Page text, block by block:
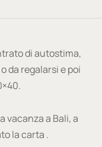
di autostima,
da regalarsi e poi
vacanza a Bali, a
la carta .